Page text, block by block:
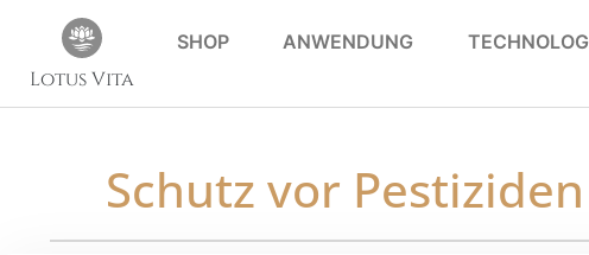
Lotus Vita
SHOP ANWENDUNG
Schutz vor